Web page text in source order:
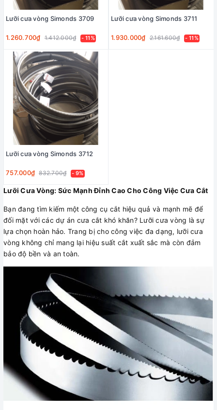
Lưỡi cưa vòng Simonds 3709
1.260.700₫ 1.412.000₫ - 11%
Lưỡi cưa vòng Simonds 3711
1.930.000₫ 2.161.600₫ - 11%
Lưỡi cưa vòng Simonds 3712
757.000₫ 832.700₫ - 9%
Lưỡi Cưa Vòng: Sức Mạnh Đỉnh Cao Cho Công Việc Cưa Cắt
Bạn đang tìm kiếm một công cụ cắt hiệu quả và mạnh mẽ để
đối mặt với các dự án cưa cắt khó khăn? Lưỡi cưa vòng là sự
lựa chọn hoàn hảo. Trang bị cho công việc đa dạng, lưỡi cưa
vòng không chỉ mang lại hiệu suất cắt xuất sắc mà còn đảm
bảo độ bền và an toàn.